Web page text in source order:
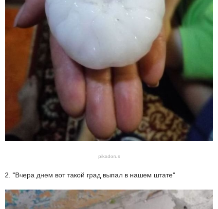
pikadorus
2. "Вчера днем вот такой град выпал в нашем штате"